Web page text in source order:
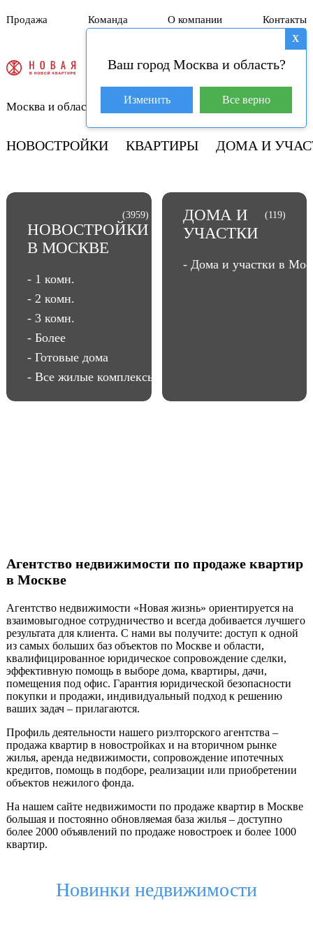
Продажа Команда О компании Контакты
База покупателей (4)
Москва и область +7 929 981-31-01
НОВОСТРОЙКИ КВАРТИРЫ ДОМА И
X
Ваш город Москва и область?
Изменить Все верно
(3959)
НОВОСТРОЙКИ
В МОСКВЕ
- 1 комн.
- 2 комн.
- 3 комн.
- Более
- Готовые дома
- Все жилые комплексы
(119)
ДОМА И
УЧАСТКИ
- Дома и участки в
Агентство недвижимости по продаже квартир
в Москве
Агентство недвижимости «Новая жизнь» ориентируется на
взаимовыгодное сотрудничество и всегда добивается лучшего
результата для клиента. С нами вы получите: доступ к одной
из самых больших баз объектов по Москве и области,
квалифицированное юридическое сопровождение сделки,
эффективную помощь в выборе дома, квартиры, дачи,
помещения под офис. Гарантия юридической безопасности
покупки и продажи, индивидуальный подход к решению
ваших задач – прилагаются.
Профиль деятельности нашего риэлторского агентства –
продажа квартир в новостройках и на вторичном рынке
жилья, аренда недвижимости, сопровождение ипотечных
кредитов, помощь в подборе, реализации или приобретении
объектов нежилого фонда.
На нашем сайте недвижимости по продаже квартир в Москве
большая и постоянно обновляемая база жилья – доступно
более 2000 объявлений по продаже новостроек и более 1000
квартир.
Новинки недвижимости